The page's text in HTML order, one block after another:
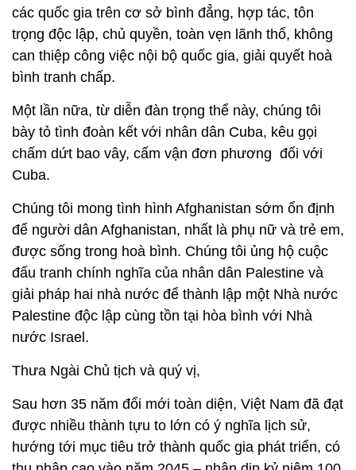
các quốc gia trên cơ sở bình đẳng, hợp tác, tôn
trọng độc lập, chủ quyền, toàn vẹn lãnh thổ, không
can thiệp công việc nội bộ quốc gia, giải quyết hoà
bình tranh chấp.
Một lần nữa, từ diễn đàn trọng thể này, chúng tôi
bày tỏ tình đoàn kết với nhân dân Cuba, kêu gọi
chấm dứt bao vây, cấm vận đơn phương đối với
Cuba.
Chúng tôi mong tình hình Afghanistan sớm ổn định
để người dân Afghanistan, nhất là phụ nữ và trẻ em,
được sống trong hoà bình. Chúng tôi ủng hộ cuộc
đấu tranh chính nghĩa của nhân dân Palestine và
giải pháp hai nhà nước để thành lập một Nhà nước
Palestine độc lập cùng tồn tại hòa bình với Nhà
nước Israel.
Thưa Ngài Chủ tịch và quý vị,
Sau hơn 35 năm đổi mới toàn diện, Việt Nam đã đạt
được nhiều thành tựu to lớn có ý nghĩa lịch sử,
hướng tới mục tiêu trở thành quốc gia phát triển, có